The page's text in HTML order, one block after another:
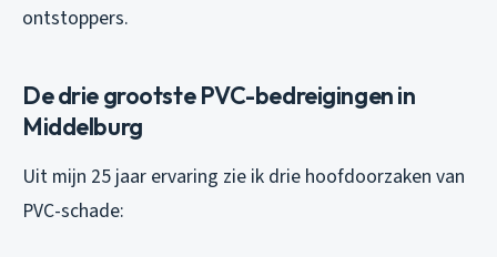
ontstoppers.
De drie grootste PVC-bedreigingen in
Middelburg
Uit mijn 25 jaar ervaring zie ik drie hoofdoorzaken van
PVC-schade: